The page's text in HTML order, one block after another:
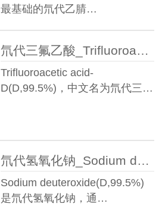
最基础的氘代乙腈…
氘代三氟乙酸_Trifluoroacetic acid-D(D,99.5%)丨599-00-8
Trifluoroacetic acid-
D(D,99.5%)，中文名为氘代三…
氘代氢氧化钠_Sodium deuteroxide(D,99.5%)丨14014-06-3
Sodium deuteroxide(D,99.5%)
是氘代氢氧化钠，通…